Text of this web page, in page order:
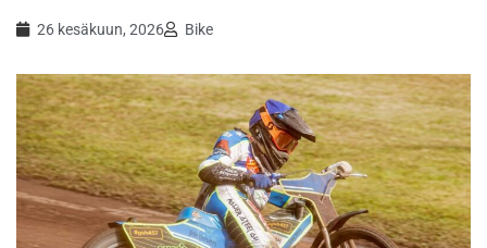
26 kesäkuun, 2026 Bike